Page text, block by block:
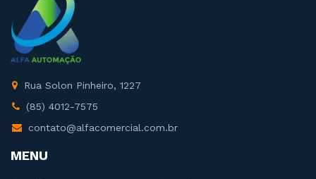
Rua Solon Pinheiro, 1227
(85) 4012-7575
contato@alfacomercial.com.br
MENU